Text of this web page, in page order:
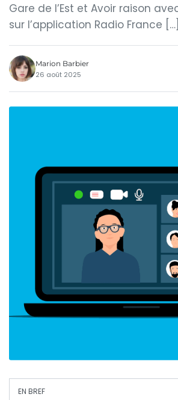
Gare de l’Est et Avoir raison
sur l’application Radio France […]
Marion Barbier
26 août 2025
EN BREF